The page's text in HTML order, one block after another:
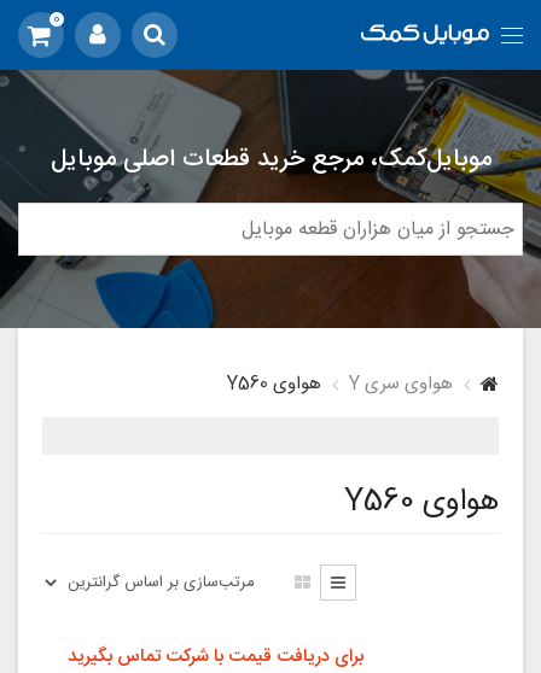
0
موبایل‌کمک، مرجع خرید قطعات اصلی موبایل
هواوی سری Y هواوی Y560
هواوی Y560
برای دریافت قیمت با شرکت تماس بگیرید